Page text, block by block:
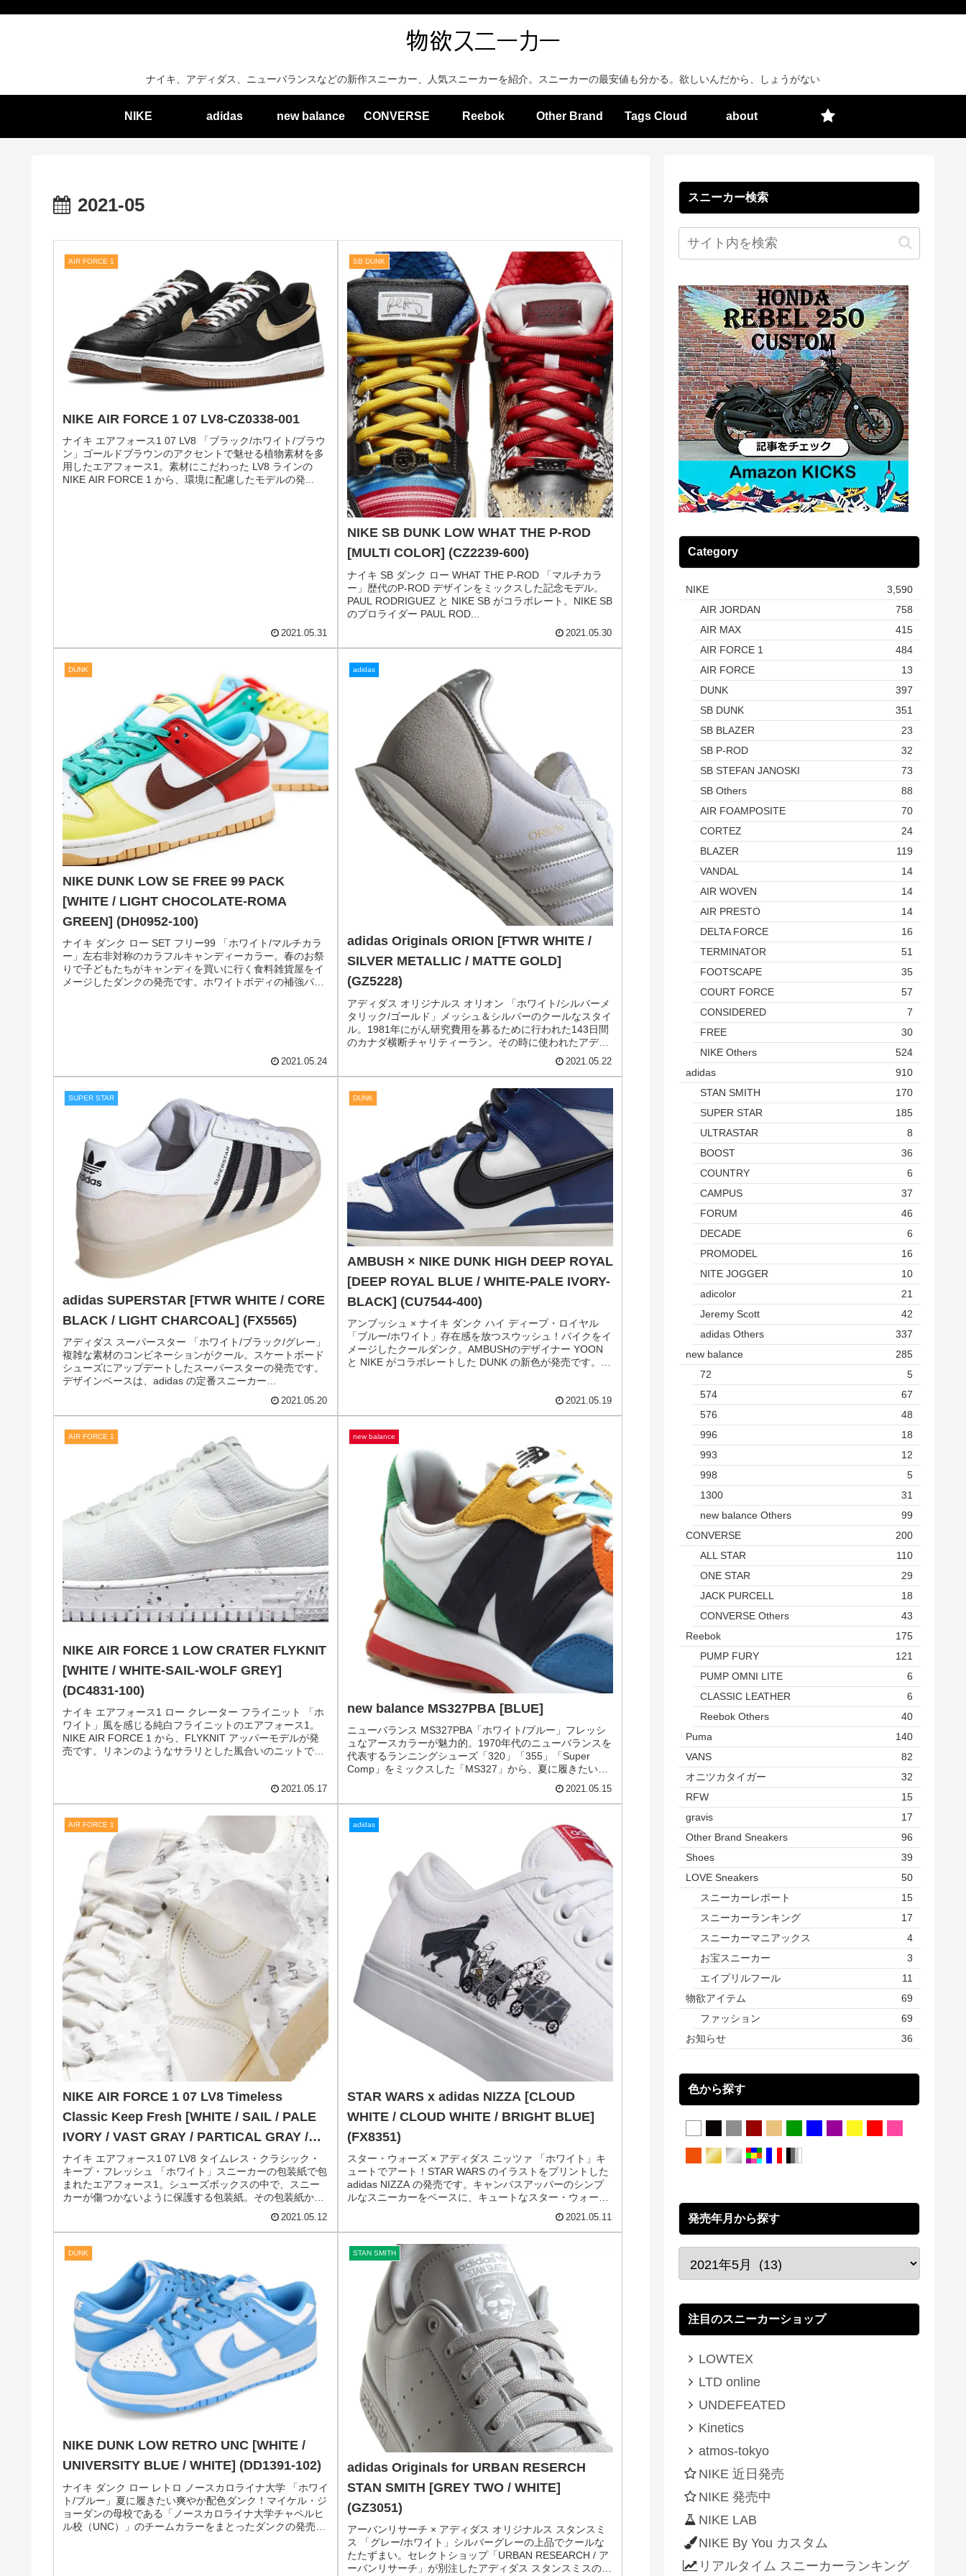
ナイキ、アディダス、ニューバランスなどの新作スニーカー、人気スニーカーを紹介。スニーカーの最安値も分かる。欲しいんだから、しょうがない
NIKE adidas new balance CONVERSE Reebok Other Brand Tags Cloud about
2021-05
AIR FORCE 1
NIKE AIR FORCE 1 07 LV8-CZ0338-001
ン」ゴールドブラウンのアクセントで魅せる植物素材を多
用したエアフォース1。素材にこだわった LV8 ラインの
NIKE AIR FORCE 1 から、環境に配慮したモデルの発...
SB DUNK
NIKE SB DUNK LOW WHAT THE P-ROD
[MULTI COLOR] (CZ2239-600)
ナイキ SB ダンク ロー WHAT THE P-ROD 「マルチカラ
ー」歴代のP-ROD デザインをミックスした記念モデル。
PAUL RODRIGUEZ と NIKE SB がコラボレート。NIKE SB
のプロライダー PAUL ROD...
2021.05.30
DUNK
NIKE DUNK LOW SE FREE 99 PACK
[WHITE / LIGHT CHOCOLATE-ROMA
GREEN] (DH0952-100)
ナイキ ダンク ロー SET フリー99 「ホワイト/マルチカラ
ー」左右非対称のカラフルキャンディーカラー。春のお祭
りで子どもたちがキャンディを買いに行く食料雑貨屋をイ
メージしたダンクの発売です。ホワイトボディの補強パー
ツにブルー、イエロー...
adidas Originals ORION [FTWR WHITE /
SILVER METALLIC / MATTE GOLD]
(GZ5228)
アディダス オリジナルス オリオン 「ホワイト/シルバーメ
タリック/ゴールド」メッシュ＆シルバーのクールなスタイ
ル。1981年にがん研究費用を募るために行われた143日間
のカナダ横断チャリティーラン。その時に使われたアディ
ダスのランニングシ...
adidas SUPERSTAR [FTWR WHITE / CORE
BLACK / LIGHT CHARCOAL] (FX5565)
アディダス スーパースター 「ホワイト/ブラック/グレー」
複雑な素材のコンビネーションがクール。スケートボード
シューズにアップデートしたスーパースターの発売です。
デザインベースは、adidas の定番スニーカー
SUPERSTAR。スケート...
2021.05.20
AMBUSH × NIKE DUNK HIGH DEEP ROYAL
[DEEP ROYAL BLUE / WHITE-PALE IVORY-
BLACK] (CU7544-400)
アンブッシュ × ナイキ ダンク ハイ ディープ・ロイヤル
「ブルー/ホワイト」存在感を放つスウッシュ！バイクをイ
メージしたクールダンク。AMBUSHのデザイナー YOON
と NIKE がコラボレートした DUNK の新色が発売です。
2021.05.19
AIR FORCE 1
NIKE AIR FORCE 1 LOW CRATER FLYKNIT
[WHITE / WHITE-SAIL-WOLF GREY]
(DC4831-100)
ナイキ エアフォース1 ロー クレーター フライニット 「ホ
ワイト」風を感じる純白フライニットのエアフォース1。
NIKE AIR FORCE 1 から、FLYKNIT アッパーモデルが発
売です。リネンのようなサラリとした風合いのニットでア
ッ...
2021.05.17
new balance
new balance MS327PBA [BLUE]
ニューバランス MS327PBA「ホワイト/ブルー」フレッシ
ュなアースカラーが魅力的。1970年代のニューバランスを
代表するランニングシューズ「320」「355」「Super
Comp」をミックスした「MS327」から、夏に履きたいニ
ューカ...
2021.05.15
AIR FORCE 1
NIKE AIR FORCE 1 07 LV8 Timeless
Classic Keep Fresh [WHITE / SAIL / PALE
IVORY / VAST GRAY / PARTICAL GRAY /
BLACK] (DJ4630-100)
ナイキ エアフォース1 07 LV8 タイムレス・クラシック・
キープ・フレッシュ 「ホワイト」スニーカーの包装紙で包
まれたエアフォース1。シューズボックスの中で、スニー
カーが傷つかないように保護する包装紙。その包装紙から
インスパイアされた「...
STAR WARS x adidas NIZZA [CLOUD
WHITE / CLOUD WHITE / BRIGHT BLUE]
(FX8351)
スター・ウォーズ × アディダス ニッツァ 「ホワイト」キ
ュートでアート！STAR WARS のイラストをプリントした
adidas NIZZA の発売です。キャンバスアッパーのシンプ
ルなスニーカーをベースに、キュートなスター・ウォーズ
のイ...
2021.05.11
DUNK STAN SMITH
スニーカー検索
Category
NIKE
3,590
AIR JORDAN
758
AIR MAX
415
AIR FORCE 1
484
AIR FORCE
13
DUNK
397
SB DUNK
351
SB BLAZER
23
SB P-ROD
32
SB STEFAN JANOSKI
73
SB Others
88
AIR FOAMPOSITE
70
CORTEZ
24
BLAZER
119
VANDAL
14
AIR WOVEN
14
AIR PRESTO
14
DELTA FORCE
16
TERMINATOR
51
FOOTSCAPE
35
COURT FORCE
57
CONSIDERED
7
FREE
30
NIKE Others
524
adidas
910
STAN SMITH
170
SUPER STAR
185
ULTRASTAR
8
BOOST
36
COUNTRY
6
CAMPUS
37
FORUM
46
DECADE
6
PROMODEL
16
NITE JOGGER
10
adicolor
21
Jeremy Scott
42
adidas Others
337
new balance
285
72
5
574
67
576
48
996
18
993
12
998
5
1300
31
new balance Others
99
CONVERSE
200
ALL STAR
110
ONE STAR
29
JACK PURCELL
18
CONVERSE Others
43
Reebok
175
PUMP FURY
121
PUMP OMNI LITE
6
CLASSIC LEATHER
6
Reebok Others
40
Puma
140
VANS
82
オニツカタイガー
32
RFW
15
gravis
17
Other Brand Sneakers
96
Shoes
39
LOVE Sneakers
50
スニーカーレポート
15
スニーカーランキング
17
スニーカーマニアックス
4
お宝スニーカー
3
エイプリルフール
11
物欲アイテム
69
ファッション
69
お知らせ
36
色から探す
発売年月から探す
注目のスニーカーショップ
LOWTEX
LTD online
UNDEFEATED
Kinetics
atmos-tokyo
NIKE 近日発売
NIKE 発売中
NIKE LAB
NIKE By You カスタム
リアルタイム スニーカーランキング